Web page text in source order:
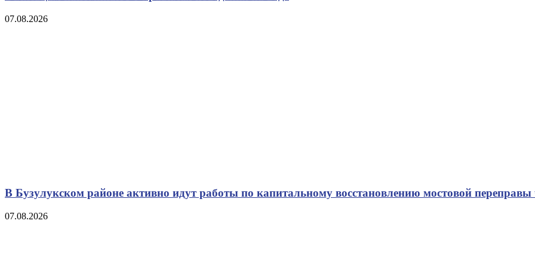
07.08.2026
В Бузулукском районе активно идут работы по капитальному восстановлению мостовой переправы
07.08.2026